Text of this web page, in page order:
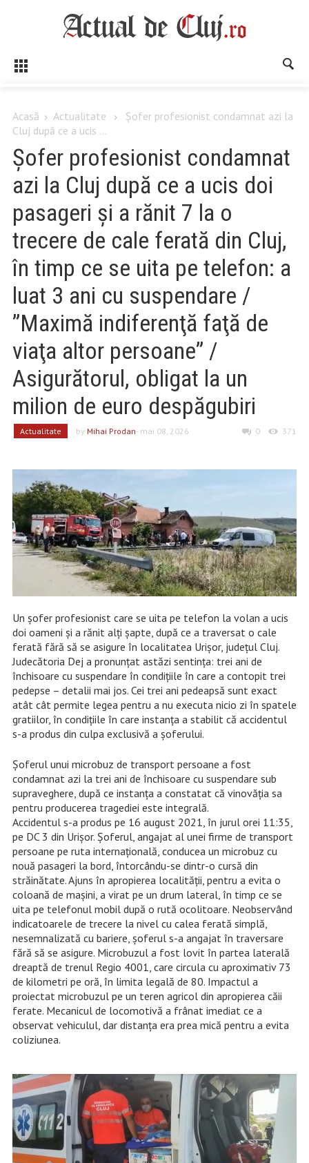
Acasă Actualitate
Șofer profesionist condamnat azi la
Cluj după ce a ucis ...
Șofer profesionist condamnat
azi la Cluj după ce a ucis doi
pasageri și a rănit 7 la o
trecere de cale ferată din Cluj,
în timp ce se uita pe telefon: a
luat 3 ani cu suspendare /
”Maximă indiferenţă faţă de
viaţa altor persoane” /
Asigurătorul, obligat la un
milion de euro despăgubiri
Actualitate by Mihai Prodan- mai 08, 2026 0 371
Un șofer profesionist care se uita pe telefon la volan a ucis
doi oameni și a rănit alți șapte, după ce a traversat o cale
ferată fără să se asigure în localitatea Urișor, județul Cluj.
Judecătoria Dej a pronunțat astăzi sentința: trei ani de
închisoare cu suspendare în condițiile în care a contopit trei
pedepse – detalii mai jos. Cei trei ani pedeapsă sunt exact
atât cât permite legea pentru a nu executa nicio zi în spatele
gratiilor, în condițiile în care instanța a stabilit că accidentul
s-a produs din culpa exclusivă a șoferului.
Șoferul unui microbuz de transport persoane a fost
condamnat azi la trei ani de închisoare cu suspendare sub
supraveghere, după ce instanța a constatat că vinovăția sa
pentru producerea tragediei este integrală.
Accidentul s-a produs pe 16 august 2021, în jurul orei 11:35,
pe DC 3 din Urișor. Șoferul, angajat al unei firme de transport
persoane pe ruta internațională, conducea un microbuz cu
nouă pasageri la bord, întorcându-se dintr-o cursă din
străinătate. Ajuns în apropierea localității, pentru a evita o
coloană de mașini, a virat pe un drum lateral, în timp ce se
uita pe telefonul mobil după o rută ocolitoare. Neobservând
indicatoarele de trecere la nivel cu calea ferată simplă,
nesemnalizată cu bariere, șoferul s-a angajat în traversare
fără să se asigure. Microbuzul a fost lovit în partea laterală
dreaptă de trenul Regio 4001, care circula cu aproximativ 73
de kilometri pe oră, în limita legală de 80. Impactul a
proiectat microbuzul pe un teren agricol din apropierea căii
ferate. Mecanicul de locomotivă a frânat imediat ce a
observat vehiculul, dar distanța era prea mică pentru a evita
coliziunea.